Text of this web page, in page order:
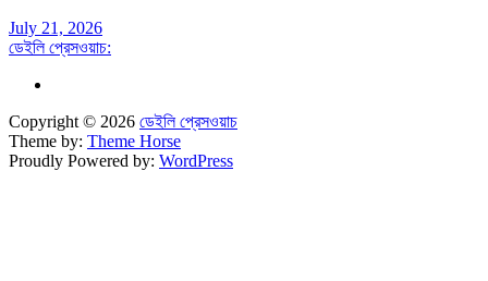
July 21, 2026
ডেইলি প্রেসওয়াচ:
Copyright © 2026 ডেইলি প্রেসওয়াচ
Theme by: Theme Horse
Proudly Powered by: WordPress